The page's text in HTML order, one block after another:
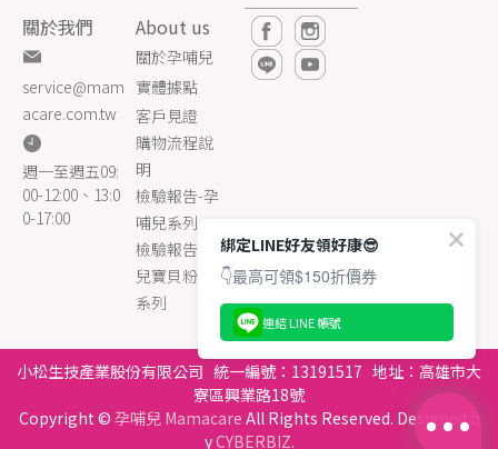
關於我們
service@mam
acare.com.tw
週一至週五09:
00-12:00、13:0
0-17:00
About us
關於孕哺兒
實體據點
客戶見證
購物流程說
明
檢驗報告-孕
哺兒系列
檢驗報告-乳
兒寶貝粉包
系列
小松生技產業股份有限公司 統一編號：13191517 地址：高雄市大
寮區興業路18號
Copyright © 孕哺兒 Mamacare All Rights Reserved. Designed b
yCYBERBIZ.
綁定LINE好友領好康😎
👇最高可領$150折價券
連結 LINE 帳號